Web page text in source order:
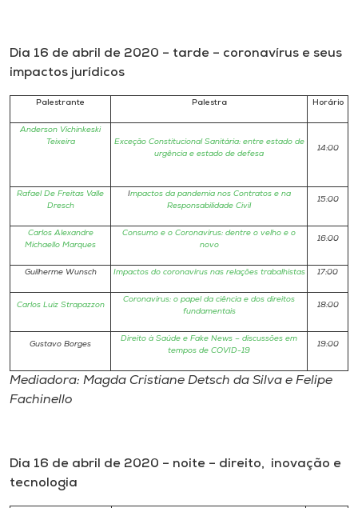
Dia 16 de abril de 2020 – tarde – coronavírus e seus
impactos jurídicos
Palestrante Palestra Horário
Anderson Vichinkeski
Teixeira
Exceção Constitucional Sanitária: entre estado de
urgência e estado de defesa
14:00
Rafael De Freitas Valle
Dresch
Impactos da pandemia nos Contratos e na
Responsabilidade Civil
15:00
Carlos Alexandre
Michaello Marques
Consumo e o Coronavírus: dentre o velho e o
novo
16:00
Guilherme Wunsch Impactos do coronavírus nas relações trabalhistas 17:00
Carlos Luiz Strapazzon
Coronavírus: o papel da ciência e dos direitos
fundamentais
18:00
Gustavo Borges
Direito à Saúde e Fake News – discussões em
tempos de COVID-19
19:00
Mediadora: Magda Cristiane Detsch da Silva e Felipe
Fachinello
Dia 16 de abril de 2020 – noite – direito, inovação e
tecnologia